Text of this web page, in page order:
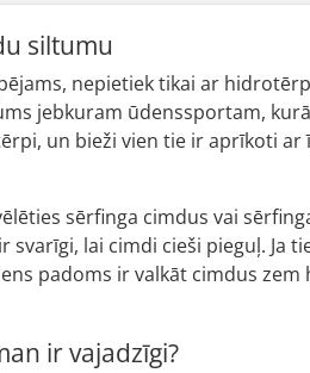
siltumu
nepietiek tikai ar
jebkuram ūdenssportam,
un bieži vien tie ir aprīkoti
sērfinga cimdus vai
lai cimdi cieši pieguļ. Ja
padoms ir valkāt cimdus
ir vajadzīgi?